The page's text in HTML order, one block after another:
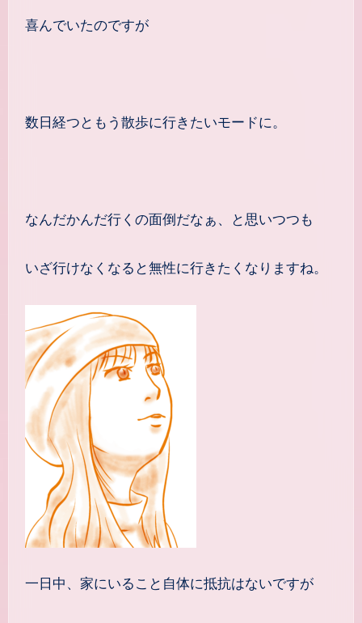
喜んでいたのですが
数日経つともう散歩に行きたいモードに。
なんだかんだ行くの面倒だなぁ、と思いつつも
いざ行けなくなると無性に行きたくなりますね。
一日中、家にいること自体に抵抗はないですが